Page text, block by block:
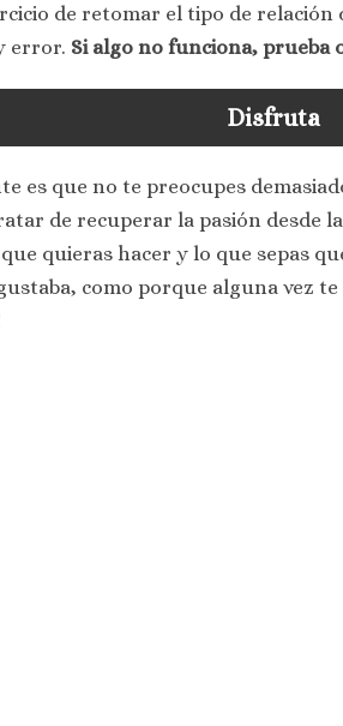
de retomar el tipo de
error. Si algo no funciona, prueba
Disfruta
es que no te preocupes
de recuperar la pasión desde
quieras hacer y lo que sepas
como porque alguna vez